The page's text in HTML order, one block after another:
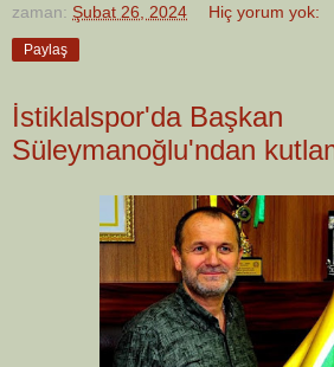
zaman: Şubat 26, 2024 Hiç yorum yok:
Paylaş
İstiklalspor'da Başkan
Süleymanoğlu'ndan